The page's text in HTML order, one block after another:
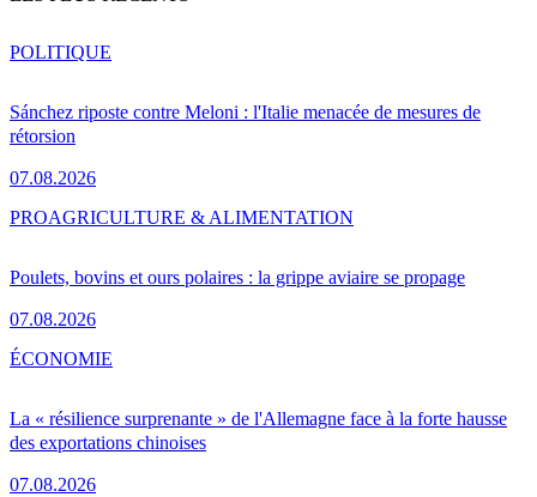
Sánchez riposte contre Meloni : l'Italie menacée de mesures de
rétorsion
07.08.2026
POLITIQUE
Poulets, bovins et ours polaires : la grippe aviaire se propage
07.08.2026
PROAGRICULTURE & ALIMENTATION
La « résilience surprenante » de l'Allemagne face à la forte hausse
des exportations chinoises
07.08.2026
ÉCONOMIE